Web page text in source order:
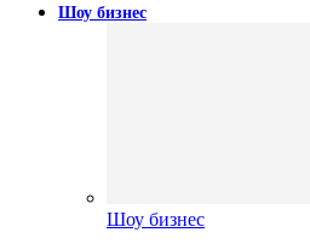
Шоу бизнес
Шоу бизнес